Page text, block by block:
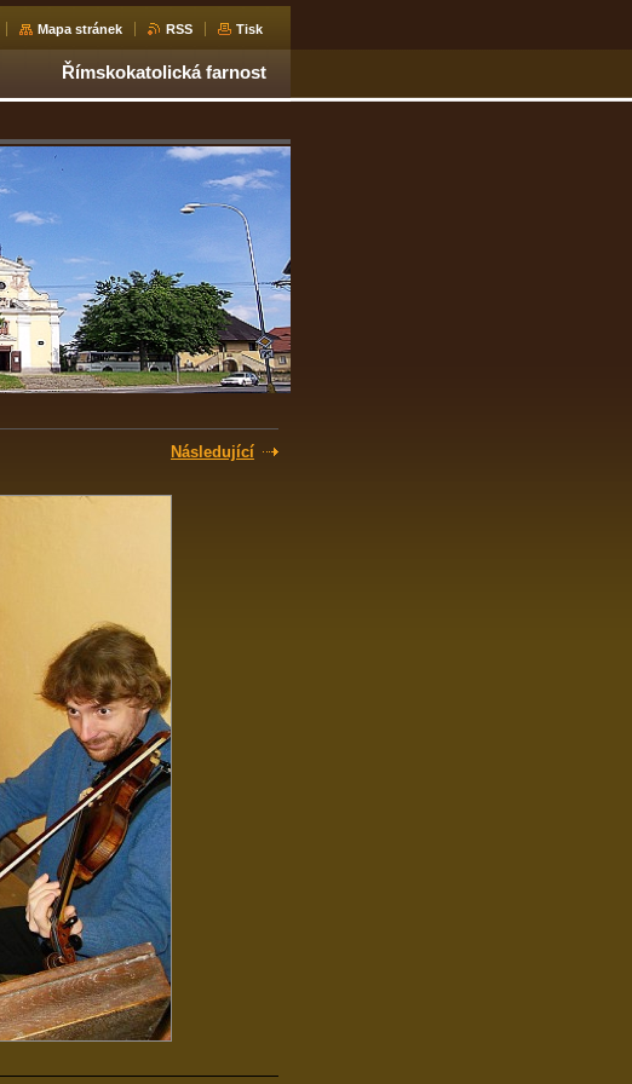
Mapa stránek RSS Tisk
Římskokatolická farnost
Následující